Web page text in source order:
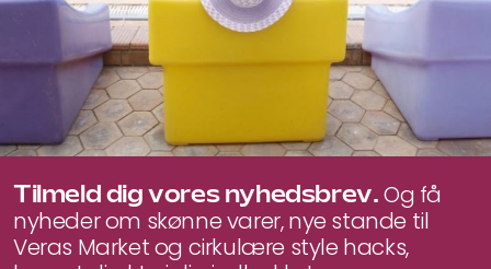
Tilmeld dig vores nyhedsbrev.Og få
nyheder om skønne varer, nye stande til
Veras Market og cirkulære style hacks,